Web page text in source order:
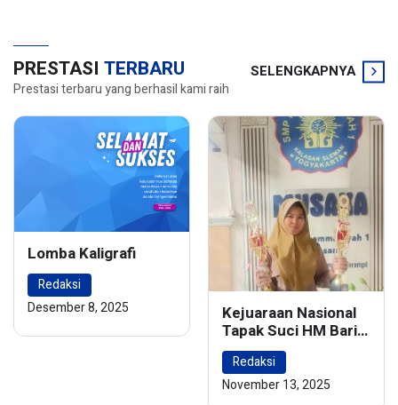
PRESTASI TERBARU
Prestasi terbaru yang berhasil kami raih
SELENGKAPNYA
Lomba Kaligrafi
Redaksi
Desember 8, 2025
Kejuaraan Nasional
Tapak Suci HM Barie
Rsyad Championship
2024
Redaksi
November 13, 2025